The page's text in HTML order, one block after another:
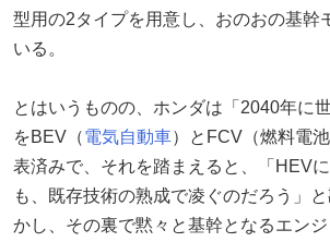
型用の2タイプを用意し、おのおの基幹
いる。
とはいうものの、ホンダは「2040年に
をBEV（電気自動車）とFCV（燃料電
表済みで、それを踏まえると、「HEV
も、既存技術の熟成で凌ぐのだろう」
かし、その裏で黙々と基幹となるエン